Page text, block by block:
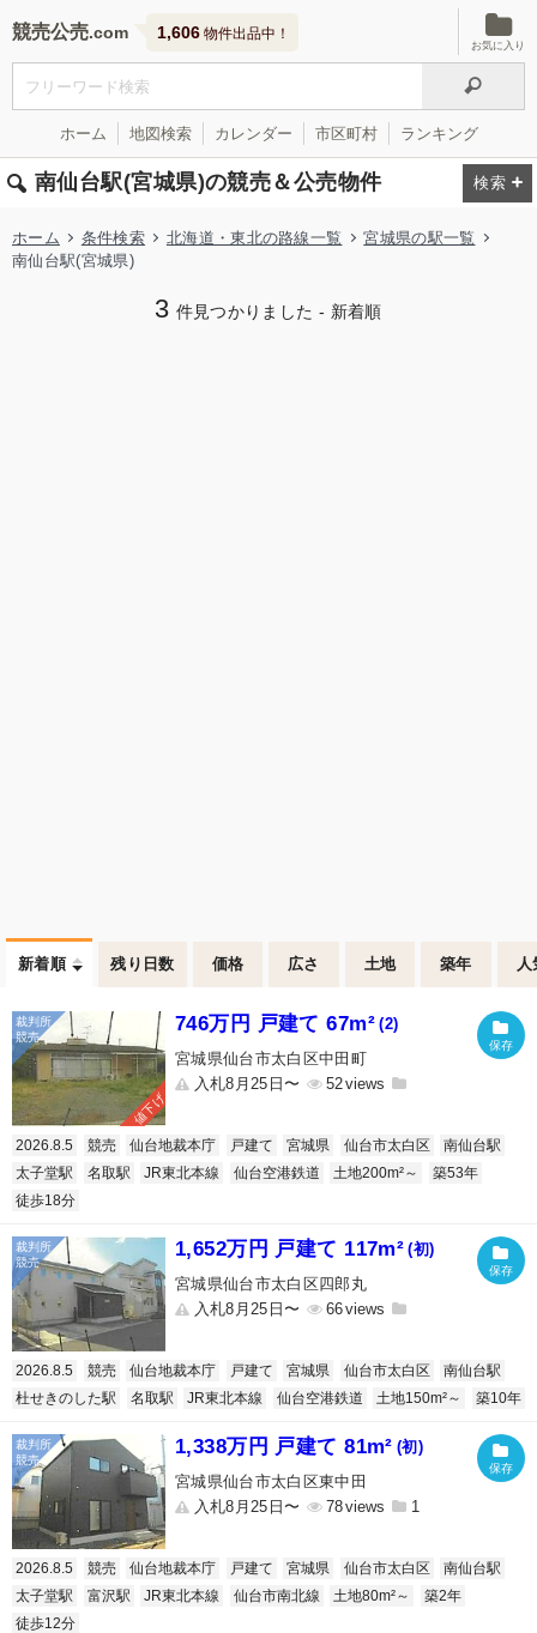
競売公売 1,606 物件出品中！
お気に入り
ホーム 地図検索 カレンダー 市区町村 ランキング
南仙台駅(宮城県)の競売＆公売物件
ホーム 条件検索 北海道・東北の路線一覧
宮城県の駅一覧
南仙台駅(宮城県)
3 件見つかりました - 新着順
新着順 残り日数 価格 広さ 土地 築年 人
値下げ
746万円 戸建て 67m² (2)
宮城県仙台市太白区中田町
入札8月25日〜
52
2026.8.5 競売 仙台地裁本庁 戸建て 宮城県 仙台市太白区
南仙台駅
太子堂駅
名取駅 JR東北本線 仙台空港鉄道 土地200m²～
築53年
徒歩18分
1,652万円 戸建て 117m² (初)
宮城県仙台市太白区四郎丸
入札8月25日〜
66
2026.8.5 競売 仙台地裁本庁 戸建て 宮城県 仙台市太白区
南仙台駅
杜せきのした駅
名取駅 JR東北本線 仙台空港鉄道 土地150m²～ 築10年
1,338万円 戸建て 81m² (初)
宮城県仙台市太白区東中田
入札8月25日〜
78 1
2026.8.5 競売 仙台地裁本庁 戸建て 宮城県 仙台市太白区
南仙台駅
太子堂駅
富沢駅 JR東北本線 仙台市南北線 土地80m²～
築2年
徒歩12分